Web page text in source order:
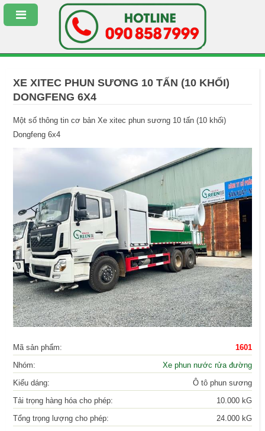
XE XITEC PHUN SƯƠNG 10 TẤN (10 KHỐI)
DONGFENG 6X4
Một số thông tin cơ bản Xe xitec phun sương 10 tấn (10 khối)
Dongfeng 6x4
Mã sản phẩm:
1601
Nhóm:
Xe phun nước rửa đường
Kiểu dáng:
Ô tô phun sương
Tải trọng hàng hóa cho phép:
10.000 kG
Tổng trọng lượng cho phép:
24.000 kG